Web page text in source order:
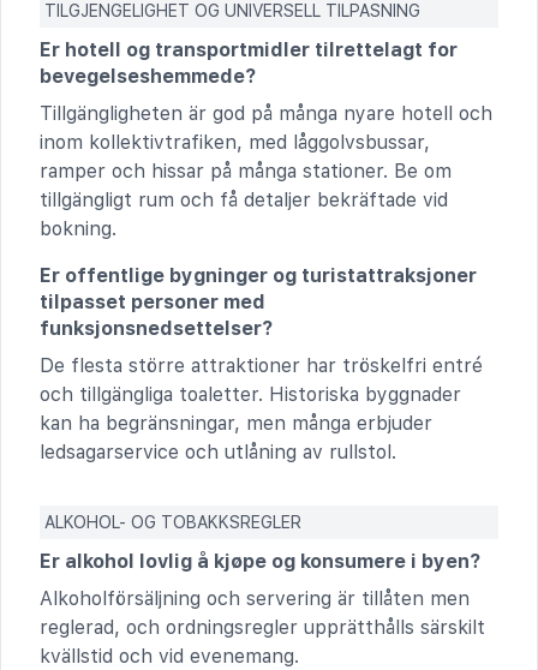
TILGJENGELIGHET OG UNIVERSELL TILPASNING
Er hotell og transportmidler tilrettelagt for
bevegelseshemmede?
Tillgängligheten är god på många nyare hotell och
inom kollektivtrafiken, med låggolvsbussar,
ramper och hissar på många stationer. Be om
tillgängligt rum och få detaljer bekräftade vid
bokning.
Er offentlige bygninger og turistattraksjoner
tilpasset personer med
funksjonsnedsettelser?
De flesta större attraktioner har tröskelfri entré
och tillgängliga toaletter. Historiska byggnader
kan ha begränsningar, men många erbjuder
ledsagarservice och utlåning av rullstol.
ALKOHOL- OG TOBAKKSREGLER
Er alkohol lovlig å kjøpe og konsumere i byen?
Alkoholförsäljning och servering är tillåten men
reglerad, och ordningsregler upprätthålls särskilt
kvällstid och vid evenemang.